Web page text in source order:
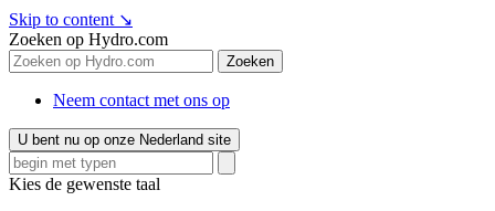
Skip to content ↘
Zoeken op Hydro.com
Zoeken
Neem contact met ons op
U bent nu op onze Nederland site
Kies de gewenste taal